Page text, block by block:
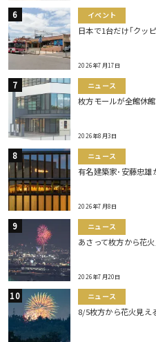
イベント
日本で1台だけ｢クッ
2026年7月17日
ニュース
枚方モールが全館休
2026年8月3日
ニュース
有名建築家･安藤忠雄
2026年7月8日
ニュース
あさって枚方から花
2026年7月20日
ニュース
8/5枚方から花火見え